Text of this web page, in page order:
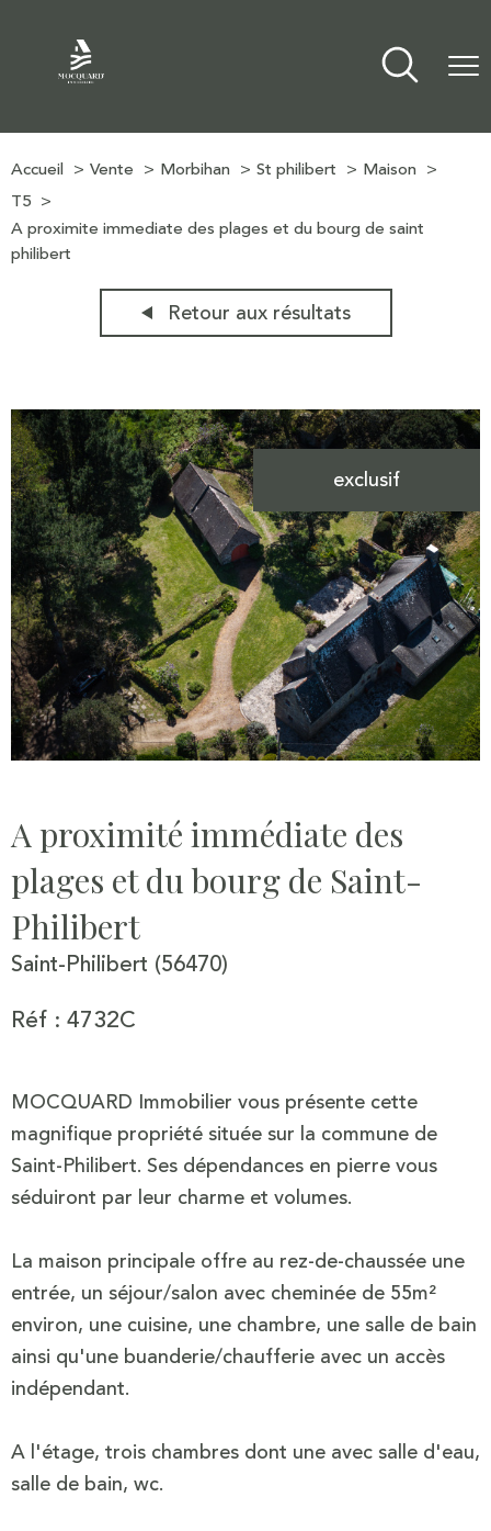
Accueil Vente Morbihan St philibert
Maison
T5
A proximite immediate des plages et du bourg de saint
philibert
Retour aux résultats
exclusif
A proximité immédiate des
plages et du bourg de Saint-
Philibert
Saint-Philibert (56470)
Réf : 4732C
MOCQUARD Immobilier vous présente cette
magnifique propriété située sur la commune de
Saint-Philibert. Ses dépendances en pierre vous
séduiront par leur charme et volumes.
La maison principale offre au rez-de-chaussée une
entrée, un séjour/salon avec cheminée de 55m²
environ, une cuisine, une chambre, une salle de bain
ainsi qu'une buanderie/chaufferie avec un accès
indépendant.
A l'étage, trois chambres dont une avec salle d'eau,
salle de bain, wc.